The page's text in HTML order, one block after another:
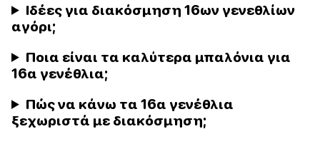
Ιδέες για διακόσμηση 16ων γενεθλίων
αγόρι;
Ποια είναι τα καλύτερα μπαλόνια για
16α γενέθλια;
Πώς να κάνω τα 16α γενέθλια
ξεχωριστά με διακόσμηση;